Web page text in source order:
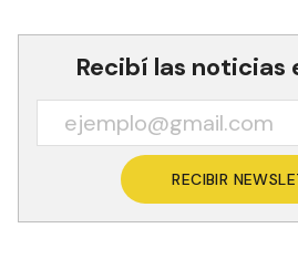
Recibí las noticias
RECIBIR